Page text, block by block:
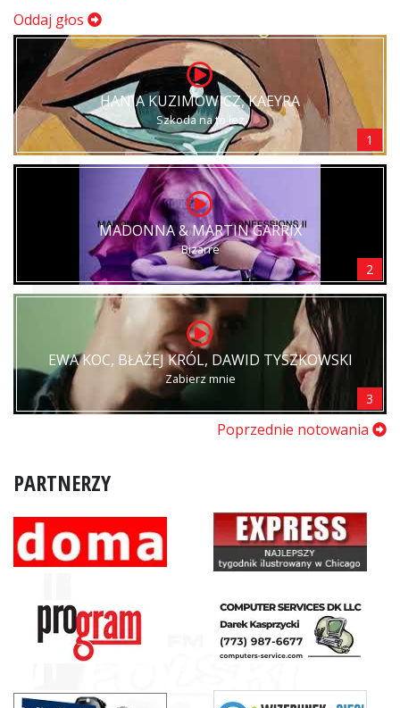
Oddaj głos
HANIA KUZIMOWICZ, KAEYRA
Szkoda na to łez
1
MADONNA & MARTIN GARRIX
Bizarre
2
EWA KOC, BŁAŻEJ KRÓL, DAWID TYSZKOWSKI
Zabierz mnie
3
Poprzednie notowania
PARTNERZY